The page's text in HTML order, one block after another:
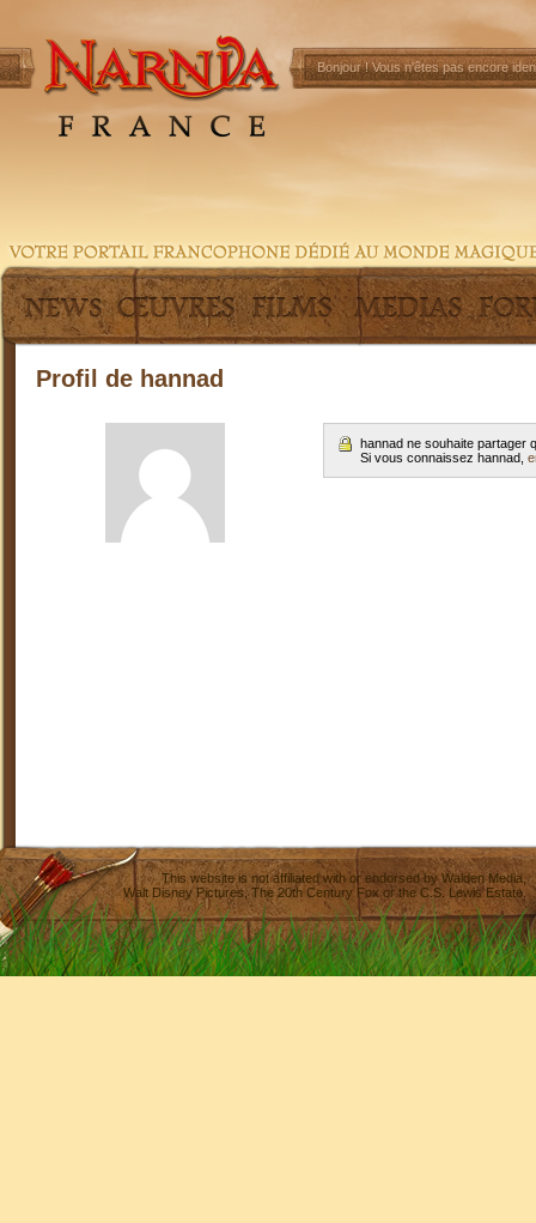
Bonjour !Vous n'êtes pas encore
Profil de hannad
hannad ne souhaite partager
Si vous connaissez hannad,
This website is not affiliated with or endorsed byWalden Media
Walt Disney Pictures,The 20th Century Fox or the C.S. Lewis Estate.